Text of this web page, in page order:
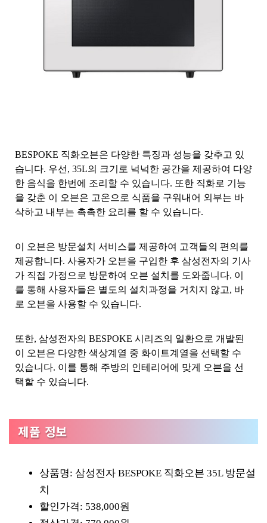
BESPOKE 직화오븐은 다양한 특징과 성능을 갖추고 있
습니다. 우선, 35L의 크기로 넉넉한 공간을 제공하여 다양
한 음식을 한번에 조리할 수 있습니다. 또한 직화로 기능
을 갖춘 이 오븐은 고온으로 식품을 구워내어 외부는 바
삭하고 내부는 촉촉한 요리를 할 수 있습니다.
이 오븐은 방문설치 서비스를 제공하여 고객들의 편의를
제공합니다. 사용자가 오븐을 구입한 후 삼성전자의 기사
가 직접 가정으로 방문하여 오븐 설치를 도와줍니다. 이
를 통해 사용자들은 별도의 설치과정을 거치지 않고, 바
로 오븐을 사용할 수 있습니다.
또한, 삼성전자의 BESPOKE 시리즈의 일환으로 개발된
이 오븐은 다양한 색상계열 중 화이트계열을 선택할 수
있습니다. 이를 통해 주방의 인테리어에 맞게 오븐을 선
택할 수 있습니다.
제품 정보
상품명: 삼성전자 BESPOKE 직화오븐 35L 방문설
치
할인가격: 538,000원